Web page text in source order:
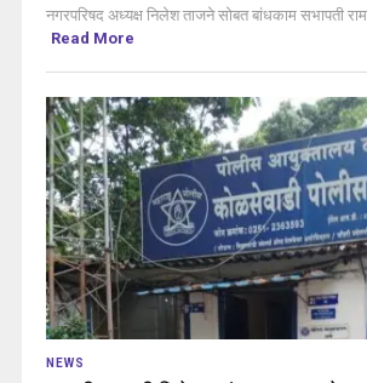
नगरपरिषद अध्यक्ष निलेश ताजने सोबत बांधकाम सभापती
Read More
NEWS